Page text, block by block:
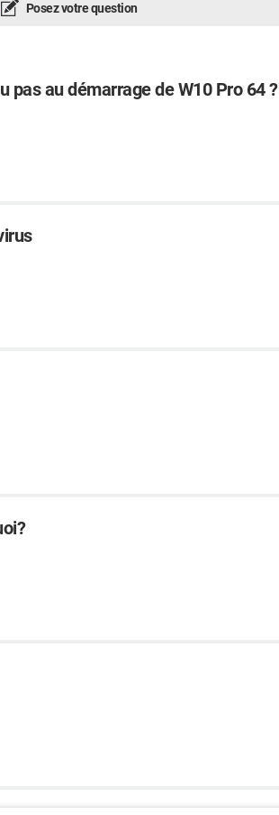
Posez votre question
au démarrage de W10 Pro 64 ?